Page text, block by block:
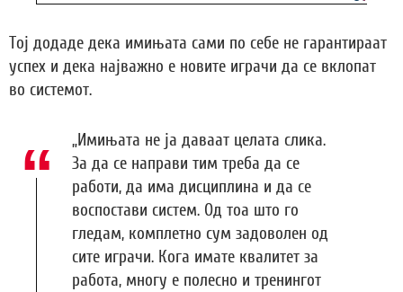
Тој додаде дека имињата сами по себе не гарантираат
успех и дека најважно е новите играчи да се вклопат
во системот.
„Имињата не ја даваат целата слика.
За да се направи тим треба да се
работи, да има дисциплина и да се
воспостави систем. Од тоа што го
гледам, комплетно сум задоволен од
сите играчи. Кога имате квалитет за
работа, многу е полесно и тренингот